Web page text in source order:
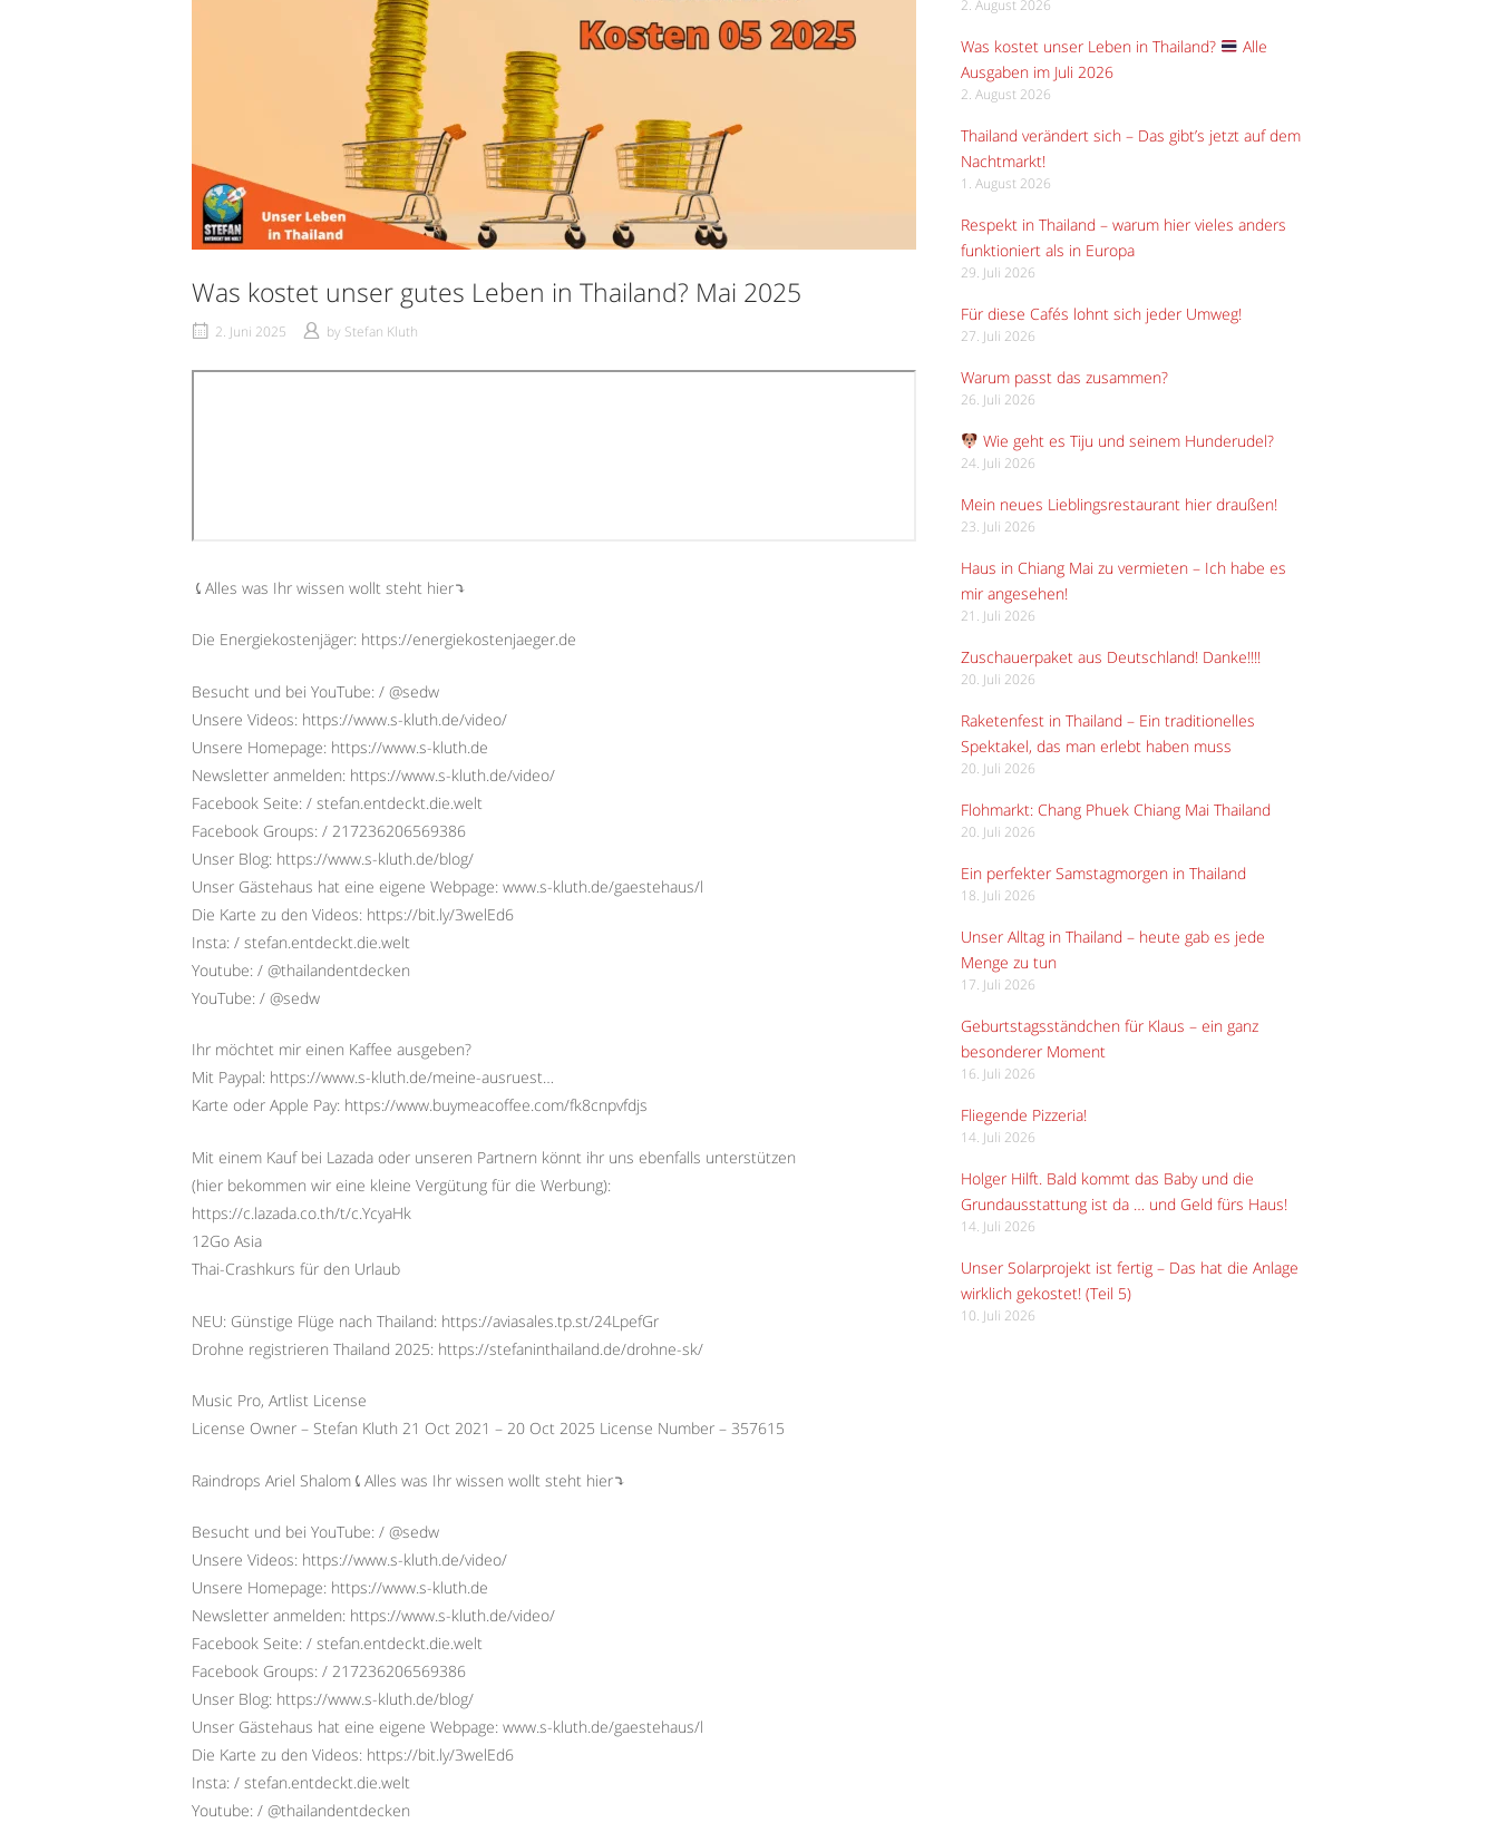
Was kostet unser gutes Leben in Thailand? Mai 2025
2. Juni 2025 by Stefan Kluth
⤹Alles was Ihr wissen wollt steht hier⤵︎
Die Energiekostenjäger: https://energiekostenjaeger.de
Besucht und bei YouTube: / @sedw
Unsere Videos: https://www.s-kluth.de/video/
Unsere Homepage: https://www.s-kluth.de
Newsletter anmelden: https://www.s-kluth.de/video/
Facebook Seite: / stefan.entdeckt.die.welt
Facebook Groups: / 217236206569386
Unser Blog: https://www.s-kluth.de/blog/
Unser Gästehaus hat eine eigene Webpage: www.s-kluth.de/gaestehaus/l
Die Karte zu den Videos: https://bit.ly/3welEd6
Insta: / stefan.entdeckt.die.welt
Youtube: / @thailandentdecken
YouTube: / @sedw
Ihr möchtet mir einen Kaffee ausgeben?
Mit Paypal: https://www.s-kluth.de/meine-ausruest…
Karte oder Apple Pay: https://www.buymeacoffee.com/fk8cnpvfdjs
Mit einem Kauf bei Lazada oder unseren Partnern könnt ihr uns ebenfalls unterstützen
(hier bekommen wir eine kleine Vergütung für die Werbung):
https://c.lazada.co.th/t/c.YcyaHk
12Go Asia
Thai-Crashkurs für den Urlaub
NEU: Günstige Flüge nach Thailand: https://aviasales.tp.st/24LpefGr
Drohne registrieren Thailand 2025: https://stefaninthailand.de/drohne-sk/
Music Pro, Artlist License
License Owner – Stefan Kluth 21 Oct 2021 – 20 Oct 2025 License Number – 357615
Raindrops Ariel Shalom⤹Alles was Ihr wissen wollt steht hier⤵︎
Besucht und bei YouTube: / @sedw
Unsere Videos: https://www.s-kluth.de/video/
Unsere Homepage: https://www.s-kluth.de
Newsletter anmelden: https://www.s-kluth.de/video/
Facebook Seite: / stefan.entdeckt.die.welt
Facebook Groups: / 217236206569386
Unser Blog: https://www.s-kluth.de/blog/
Unser Gästehaus hat eine eigene Webpage: www.s-kluth.de/gaestehaus/l
Die Karte zu den Videos: https://bit.ly/3welEd6
Insta: / stefan.entdeckt.die.welt
Youtube: / @thailandentdecken
2. August 2026
Was kostet unser Leben in Thailand?
Alle
Ausgaben im Juli 2026
2. August 2026
Thailand verändert sich – Das gibt’s jetzt auf dem
Nachtmarkt!
1. August 2026
Respekt in Thailand – warum hier vieles anders
funktioniert als in Europa
29. Juli 2026
Für diese Cafés lohnt sich jeder Umweg!
27. Juli 2026
Warum passt das zusammen?
26. Juli 2026
Wie geht es Tiju und seinem Hunderudel?
24. Juli 2026
Mein neues Lieblingsrestaurant hier draußen!
23. Juli 2026
Haus in Chiang Mai zu vermieten – Ich habe es
mir angesehen!
21. Juli 2026
Zuschauerpaket aus Deutschland! Danke!!!!
20. Juli 2026
Raketenfest in Thailand – Ein traditionelles
Spektakel, das man erlebt haben muss
20. Juli 2026
Flohmarkt: Chang Phuek Chiang Mai Thailand
20. Juli 2026
Ein perfekter Samstagmorgen in Thailand
18. Juli 2026
Unser Alltag in Thailand – heute gab es jede
Menge zu tun
17. Juli 2026
Geburtstagsständchen für Klaus – ein ganz
besonderer Moment
16. Juli 2026
Fliegende Pizzeria!
14. Juli 2026
Holger Hilft. Bald kommt das Baby und die
Grundausstattung ist da … und Geld fürs Haus!
14. Juli 2026
Unser Solarprojekt ist fertig – Das hat die Anlage
wirklich gekostet! (Teil 5)
10. Juli 2026